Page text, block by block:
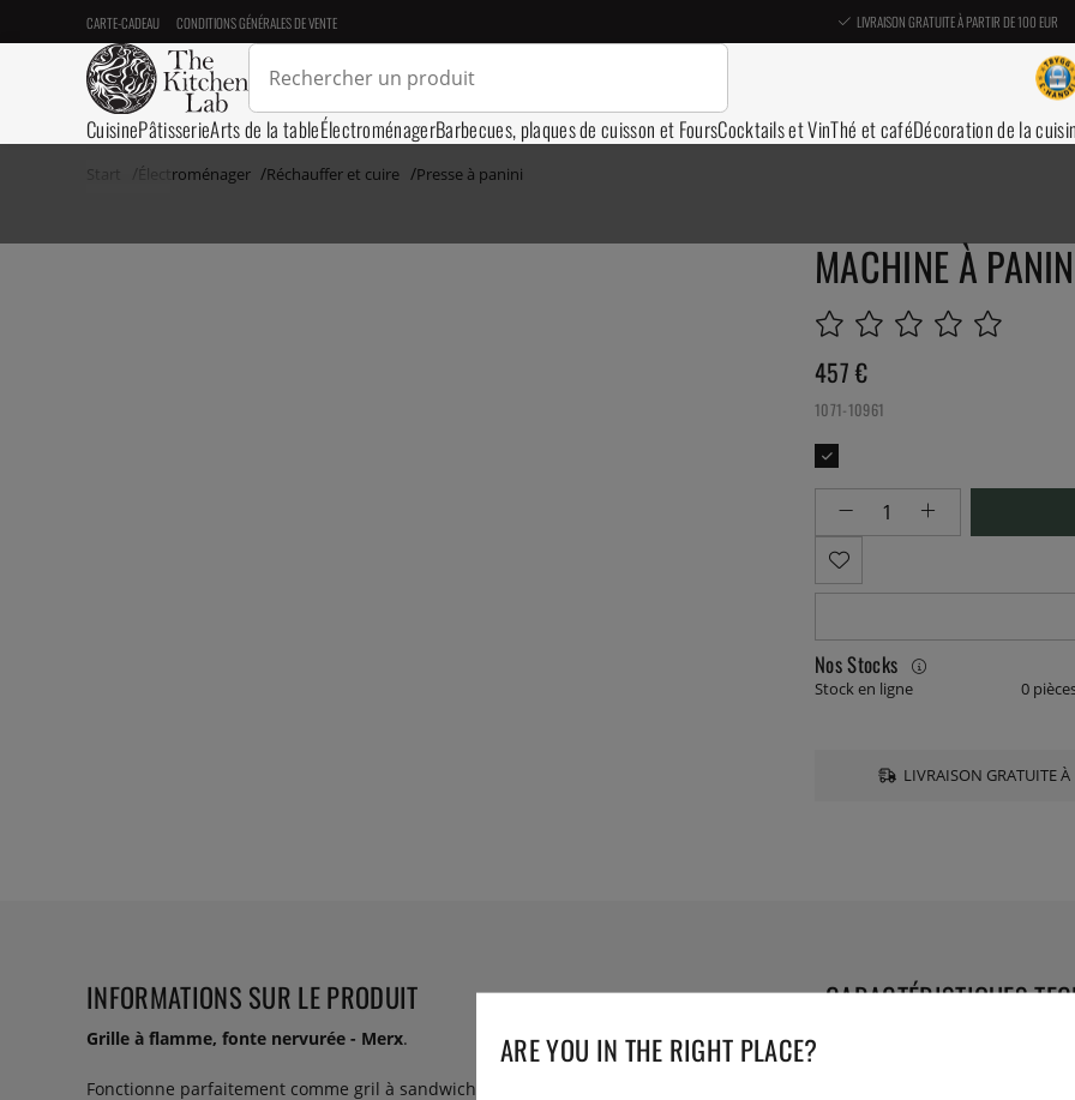
CARTE-CADEAU CONDITIONS GÉNÉRALES DE VENTE LIVRAISON GRATUITE À PARTIR DE 100 EUR
CuisinePâtisserieArts de la tableÉlectroménagerBarbecues, plaques de cuisson et FoursCocktails et VinThé et caféDécoration de la
Start Électroménager Réchauffer et cuire Presse à panini
MACHINE À
457 €
1071-10961
Nos Stocks
Stock en ligne 0
LIVRAISON GRATUITE
INFORMATIONS SUR LE PRODUIT
Grille à flamme, fonte nervurée - Merx.
Fonctionne parfaitement comme gril à sandwich
CARACTÉRISTIQUES
ARE YOU IN THE RIGHT PLACE?